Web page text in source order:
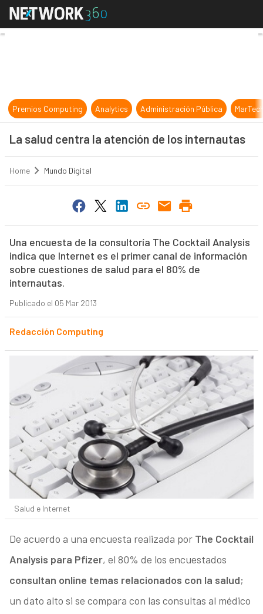
La salud centra la atención de los
Premios Computing Analytics Administración Pública
La salud centra la atención de los internautas
Home Mundo Digital
Una encuesta de la consultoría The Cocktail Analysis
indica que Internet es el primer canal de información
sobre cuestiones de salud para el 80% de
internautas.
Publicado el 05 Mar 2013
Redacción Computing
Salud e Internet
De acuerdo a una encuesta realizada por The Cocktail
Analysis para Pfizer, el 80% de los encuestados
consultan online temas relacionados con la salud;
un dato alto si se compara con las consultas al médico